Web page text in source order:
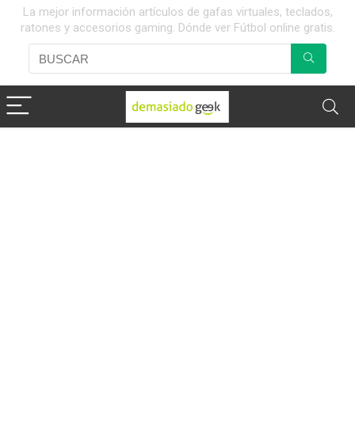
La mejor información artículos de gafas virtuales, teclados,
ratones y accesorios gaming. Dónde ver Fútbol online gratis.